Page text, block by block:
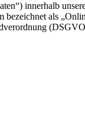
innerhalb
bezeichnet als